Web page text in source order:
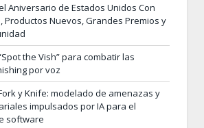
Aniversario de Estados Unidos Con
Productos Nuevos, Grandes Premios y
the Vish” para combatir las
por voz
y Knife: modelado de amenazas y
impulsados por IA para el
software